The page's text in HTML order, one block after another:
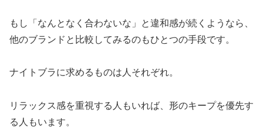
もし「なんとなく合わないな」と違和感が続くようなら、
他のブランドと比較してみるのもひとつの手段です。
ナイトブラに求めるものは人それぞれ。
リラックス感を重視する人もいれば、形のキープを優先す
る人もいます。